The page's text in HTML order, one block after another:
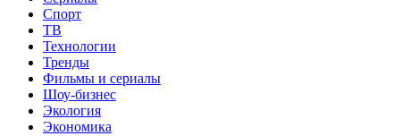
Спорт
ТВ
Технологии
Тренды
Фильмы и сериалы
Шоу-бизнес
Экология
Экономика